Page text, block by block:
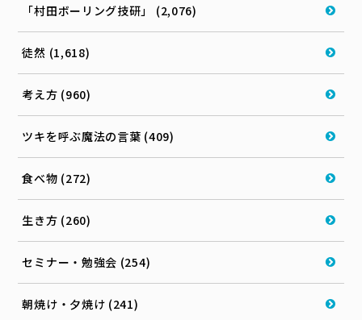
「村田ボーリング技研」 (2,076)
徒然 (1,618)
考え方 (960)
ツキを呼ぶ魔法の言葉 (409)
食べ物 (272)
生き方 (260)
セミナー・勉強会 (254)
朝焼け・夕焼け (241)